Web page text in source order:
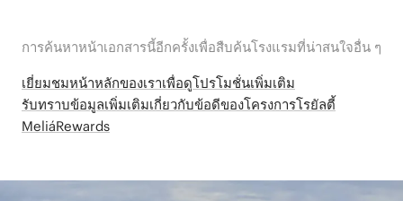
การค้นหาหน้าเอกสารนี้อีกครั้งเพื่อสืบค้นโรงแรมที่น่าสนใจอื่น ๆ
เยี่ยมชมหน้าหลักของเราเพื่อดูโปรโมชั่นเพิ่มเติม
รับทราบข้อมูลเพิ่มเติมเกี่ยวกับข้อดีของโครงการโรยัลตี้
MeliáRewards